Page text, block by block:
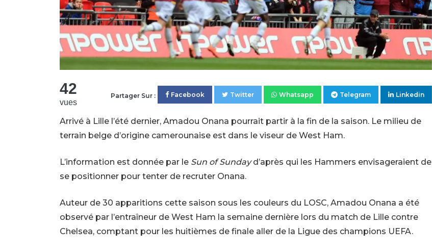
42
vues
Partager Sur : Facebook Twitter Whatsapp Telegram Linkedin
Arrivé à Lille l’été dernier, Amadou Onana pourrait partir à la fin de la saison. Le milieu de
terrain belge d’origine camerounaise est dans le viseur de West Ham.
L’information est donnée par le Sun of Sundayd’après qui les Hammers envisageraient de
se positionner pour tenter de recruter Onana.
Auteur de 30 apparitions cette saison sous les couleurs du LOSC, Amadou Onana a été
observé par l’entraîneur de West Ham la semaine dernière lors du match de Lille contre
Chelsea, comptant pour les huitièmes de finale aller de la Ligue des champions UEFA.